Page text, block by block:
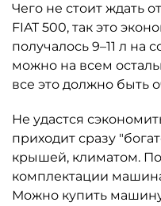
Чего не стоит ждать
FIAT 500, так это
получалось 9–11 л на
можно на всем
все это должно быть
Не удастся
приходит сразу
крышей, климатом.
комплектации
Можно купить машину